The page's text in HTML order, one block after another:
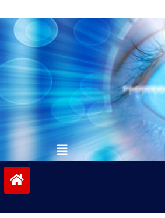
to
contentvinivida.lk